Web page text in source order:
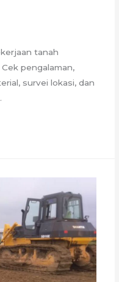
tanah
pengalaman,
survei lokasi, dan